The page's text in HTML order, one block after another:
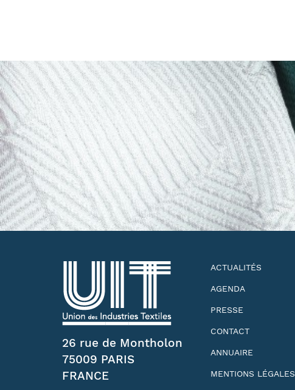
26 rue de Montholon
75009 PARIS
FRANCE
ACTUALITÉS
AGENDA
PRESSE
CONTACT
ANNUAIRE
MENTIONS LÉGALES